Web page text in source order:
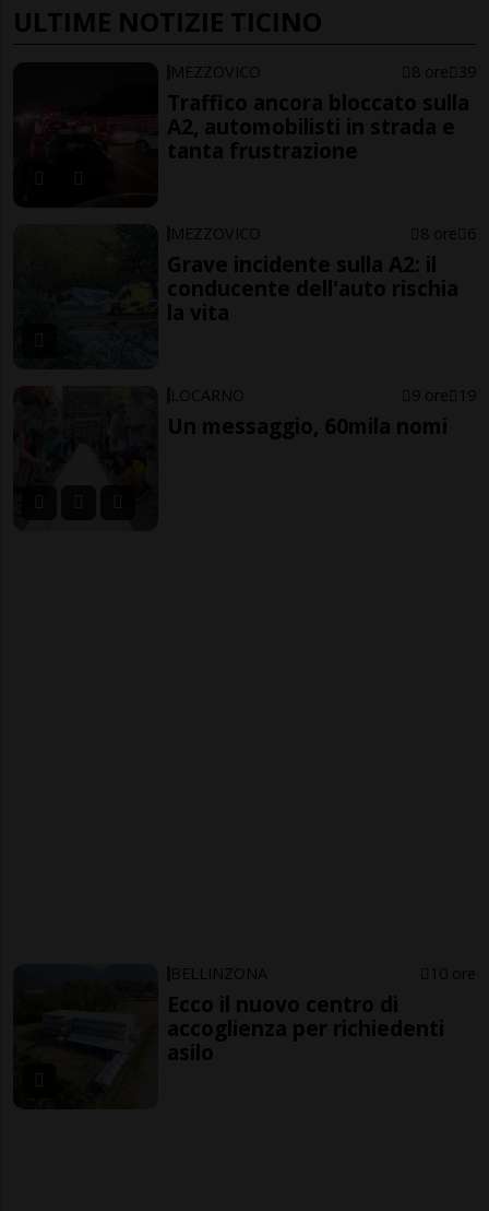
ULTIME NOTIZIE TICINO
MEZZOVICO 8 ore 39
Traffico ancora bloccato sulla
A2, automobilisti in strada e
tanta frustrazione
MEZZOVICO 8 ore 6
Grave incidente sulla A2: il
conducente dell'auto rischia
la vita
LOCARNO 9 ore 19
Un messaggio, 60mila nomi
BELLINZONA 10 ore
Ecco il nuovo centro di
accoglienza per richiedenti
asilo